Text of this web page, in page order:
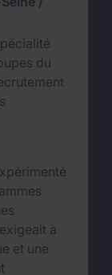
du
à
et une